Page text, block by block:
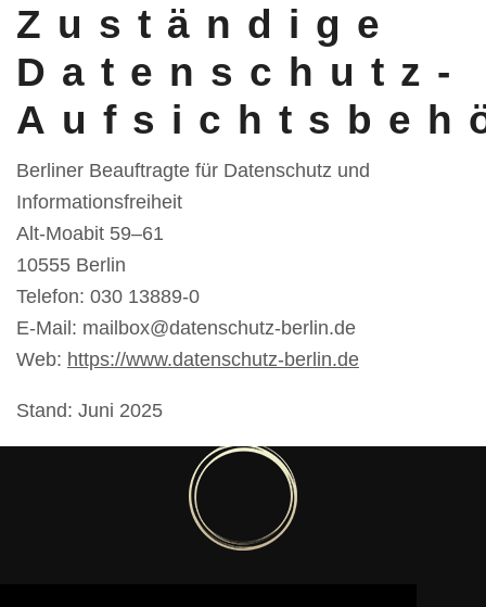
Zuständige
Datenschutz-
Berliner Beauftragte für Datenschutz und
Informationsfreiheit
Alt-Moabit 59–61
10555 Berlin
Telefon: 030 13889-0
E-Mail: mailbox@datenschutz-berlin.de
Web: https://www.datenschutz-berlin.de
Stand: Juni 2025